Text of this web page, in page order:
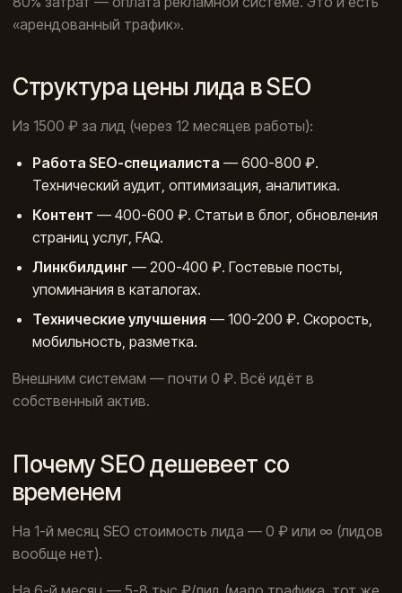
«арендованный трафик».
Структура цены лида в SEO
Из 1500 ₽ за лид (через 12 месяцев работы):
Работа SEO-специалиста — 600-800 ₽.
Технический аудит, оптимизация, аналитика.
Контент — 400-600 ₽. Статьи в блог, обновления
страниц услуг, FAQ.
Линкбилдинг — 200-400 ₽. Гостевые посты,
упоминания в каталогах.
Технические улучшения — 100-200 ₽. Скорость,
мобильность, разметка.
Внешним системам — почти 0 ₽. Всё идёт в
собственный актив.
Почему SEO дешевеет со
временем
На 1-й месяц SEO стоимость лида — 0 ₽ или ∞ (лидов
вообще нет).